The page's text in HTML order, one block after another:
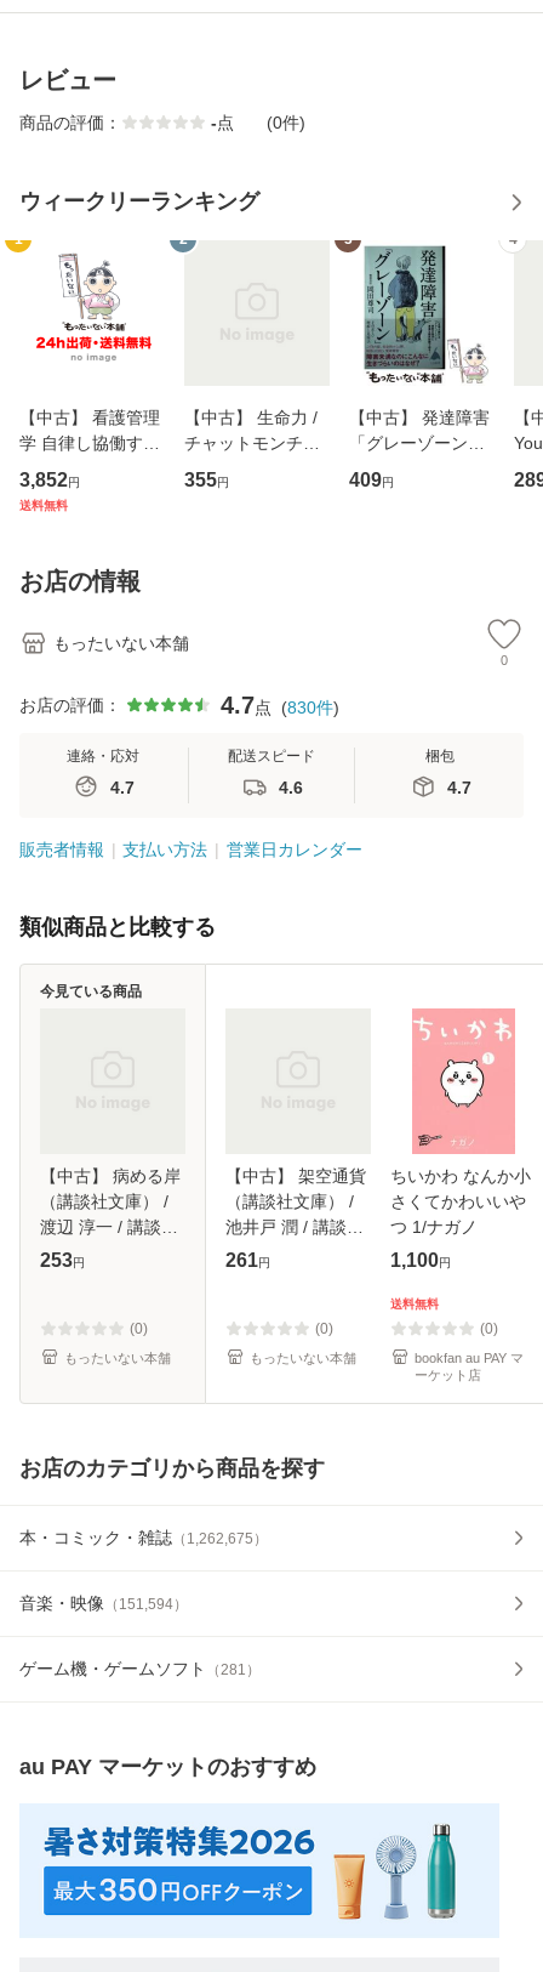
レビュー
商品の評価： -点 (0件)
ウィークリーランキング
1
【中古】 看護管理
学 自律し協働する
専門職の看護マネ
ジメントスキル 改
恵 藤本幸三 / 南江
堂 [単行
3,852円
送料無料
2
【中古】 生命力 /
チャットモンチー /
キューンレコード
[CD]【メール便送
355円
3
【中古】 発達障害
「グレーゾーン」
その正しい理解と
克服法 (SB新書 57
409円
4
【
のが
お店の情報
もったいない本舗
0
お店の評価： 4.7点 (830件)
連絡・応対
4.7
配送スピード
4.6
梱包
4.7
販売者情報 支払い方法 営業日カレンダー
類似商品と比較する
【中古】 病める岸
（講談社文庫） /
渡辺 淳一 / 講談社
[文庫]【メール便送
253円
(0)
もったいない本舗
今見ている商品
【中古】 架空通貨
（講談社文庫） /
池井戸 潤 / 講談社
[文庫]【メール便送
261円
(0)
もったいない本舗
ちいかわ なんか小
さくてかわいいや
つ 1/ナガノ
1,100円
送料無料
(0)
bookfan au PAY マ
ーケット店
お店のカテゴリから商品を探す
本・コミック・雑誌 （ 1,262,675 ）
音楽・映像 （ 151,594）
ゲーム機・ゲームソフト （281 ）
au PAY マーケットのおすすめ